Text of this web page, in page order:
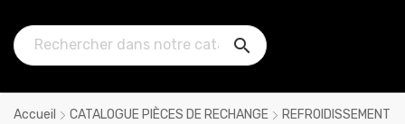

Accueil CATALOGUE PIÈCES DE RECHANGE REFROIDISSEMENT